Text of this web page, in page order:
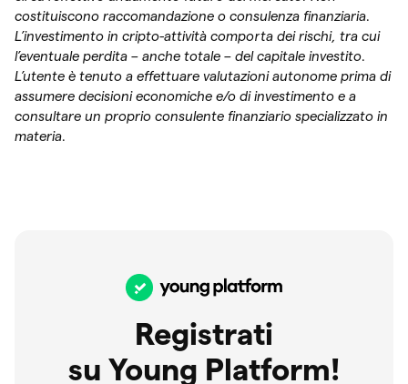
costituiscono raccomandazione o consulenza finanziaria.
L’investimento in cripto-attività comporta dei rischi, tra cui
l’eventuale perdita – anche totale – del capitale investito.
L’utente è tenuto a effettuare valutazioni autonome prima di
assumere decisioni economiche e/o di investimento e a
consultare un proprio consulente finanziario specializzato in
materia.
Registrati
su Young Platform!